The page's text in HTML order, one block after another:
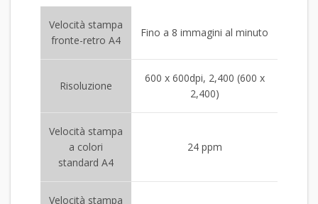
Velocità stampa
fronte-retro A4
Fino a 8 immagini al minuto
Risoluzione
600 x 600dpi, 2,400 (600 x
2,400)
Velocità stampa
a colori
standard A4
24 ppm
Velocità stampa